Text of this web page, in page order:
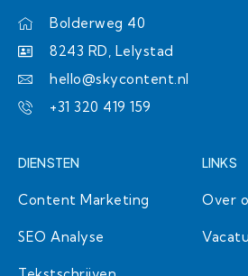
r r
m
i o
k
Bolderweg 40
8243 RD, Lelystad
hello@skycontent.nl
+31 320 419 159
DIENSTEN
Content Marketing
SEO Analyse
LINKS
Over